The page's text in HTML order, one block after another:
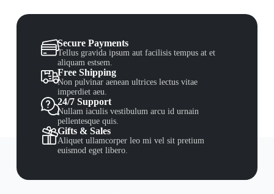
Secure Payments
Tellus gravida ipsum aut facilisis tempus at et
aliquam estsem.
Free Shipping
Non pulvinar aenean ultrices lectus vitae
imperdiet aeu.
24/7 Support
Nullam iaculis vestibulum arcu id urnain
pellentesque quis.
Gifts & Sales
Aliquet ullamcorper leo mi vel sit pretium
euismod eget libero.